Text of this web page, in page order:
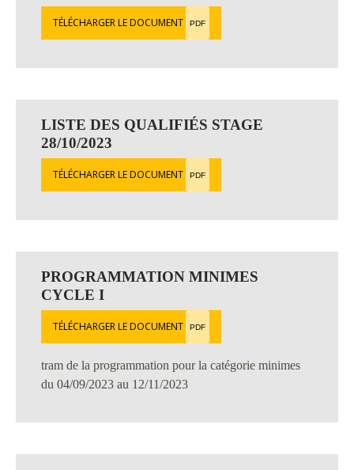
TÉLÉCHARGER LE DOCUMENT PDF
LISTE DES QUALIFIÉS STAGE
28/10/2023
TÉLÉCHARGER LE DOCUMENT PDF
PROGRAMMATION MINIMES
CYCLE I
TÉLÉCHARGER LE DOCUMENT PDF
tram de la programmation pour la catégorie minimes
du 04/09/2023 au 12/11/2023